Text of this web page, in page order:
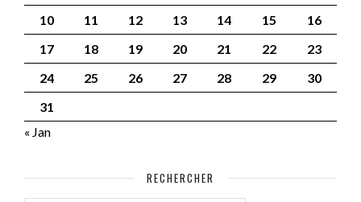
10
11 12 13 14 15
16
17
18 19 20 21 22
23
24
25 26 27 28 29
30
31
« Jan
RECHERCHER